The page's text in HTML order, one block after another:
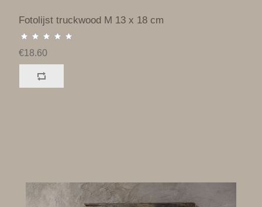
Fotolijst truckwood M 13 x 18 cm
€18.60